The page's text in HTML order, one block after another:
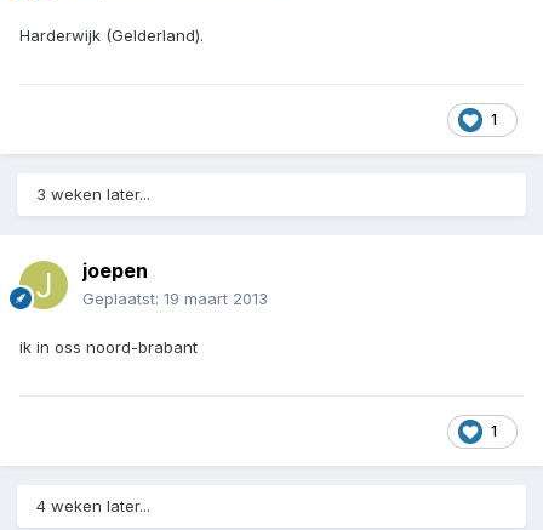
Harderwijk (Gelderland).
1
3 weken later...
joepen
Geplaatst: 19 maart 2013
ik in oss noord-brabant
1
4 weken later...